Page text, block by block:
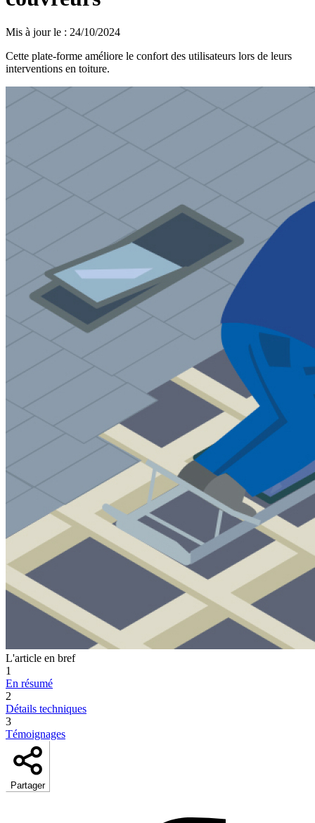
Mis à jour le : 24/10/2024
Cette plate-forme améliore le confort des utilisateurs lors de leurs
interventions en toiture.
L'article en bref
1
En résumé
2
Détails techniques
3
Témoignages
Partager